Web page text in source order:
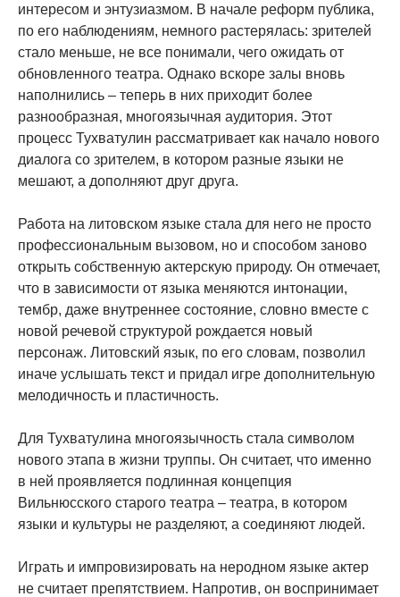
интересом и энтузиазмом. В начале реформ публика,
по его наблюдениям, немного растерялась: зрителей
стало меньше, не все понимали, чего ожидать от
обновленного театра. Однако вскоре залы вновь
наполнились – теперь в них приходит более
разнообразная, многоязычная аудитория. Этот
процесс Тухватулин рассматривает как начало нового
диалога со зрителем, в котором разные языки не
мешают, а дополняют друг друга.
Работа на литовском языке стала для него не просто
профессиональным вызовом, но и способом заново
открыть собственную актерскую природу. Он отмечает,
что в зависимости от языка меняются интонации,
тембр, даже внутреннее состояние, словно вместе с
новой речевой структурой рождается новый
персонаж. Литовский язык, по его словам, позволил
иначе услышать текст и придал игре дополнительную
мелодичность и пластичность.
Для Тухватулина многоязычность стала символом
нового этапа в жизни труппы. Он считает, что именно
в ней проявляется подлинная концепция
Вильнюсского старого театра – театра, в котором
языки и культуры не разделяют, а соединяют людей.
Играть и импровизировать на неродном языке актер
не считает препятствием. Напротив, он воспринимает